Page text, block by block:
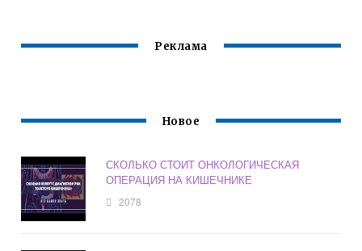
Реклама
Новое
СКОЛЬКО СТОИТ ОНКОЛОГИЧЕСКАЯ
ОПЕРАЦИЯ НА КИШЕЧНИКЕ
2078